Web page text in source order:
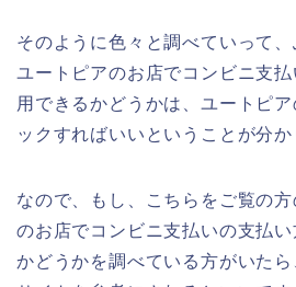
そのように色々と調べていって、
ユートピアのお店でコンビニ支払
用できるかどうかは、ユートピ
ックすればいいということが分か
なので、もし、こちらをご覧の
のお店でコンビニ支払いの支払
かどうかを調べている方がいた